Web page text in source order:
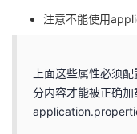
注意不能使用
上面这些属性必须
分内容才能被正确